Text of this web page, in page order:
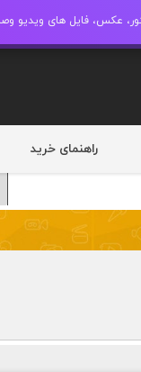
راهنمای خرید